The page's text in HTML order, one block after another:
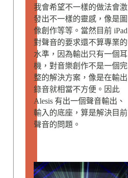
我會希望不一樣的做法會激
發出不一樣的靈感，像是圖
像創作等等。當然目前 iPad
對聲音的要求還不算專業的
水準，因為輸出只有一個耳
機，對音樂創作不是一個完
整的解決方案，像是在輸出
錄音就相當不方便。因此
Alesis 有出一個聲音輸出、
輸入的底座，算是解決目前
聲音的問題。